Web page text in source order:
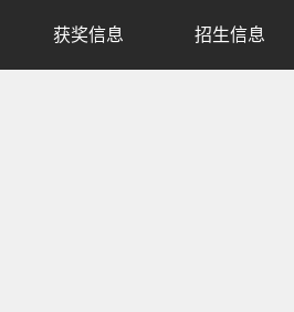
获奖信息 招生信息